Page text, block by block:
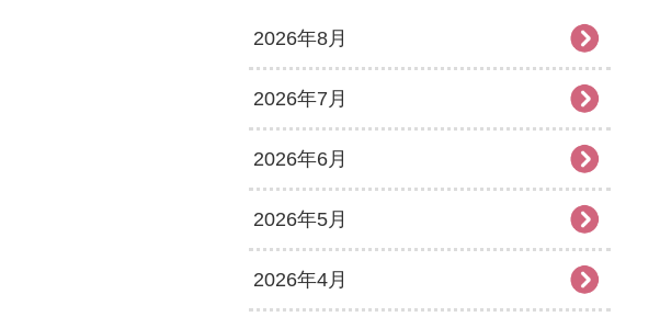
2026年8月
2026年7月
2026年6月
2026年5月
2026年4月